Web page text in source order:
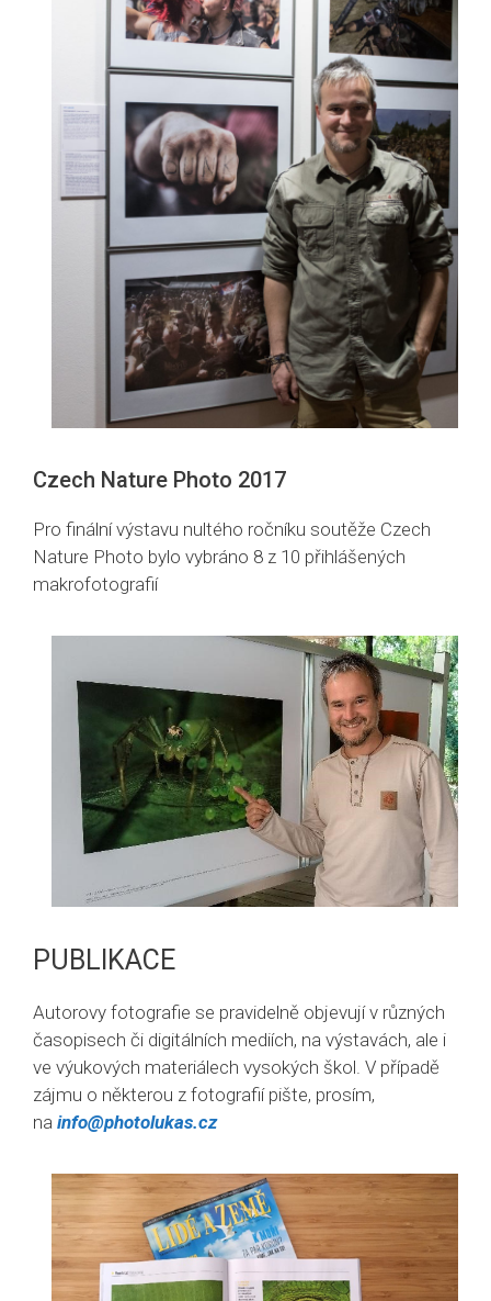
Czech Nature Photo 2017
Pro finální výstavu nultého ročníku soutěže Czech
Nature Photo bylo vybráno 8 z 10 přihlášených
makrofotografií
PUBLIKACE
Autorovy fotografie se pravidelně objevují v různých
časopisech či digitálních mediích, na výstavách, ale i
ve výukových materiálech vysokých škol. V případě
zájmu o některou z fotografií pište, prosím,
na info@photolukas.cz